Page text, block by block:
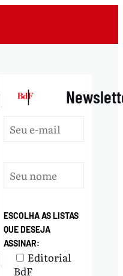
|
ESCOLHA AS LISTAS
QUE DESEJA
ASSINAR:
Editorial
BdF